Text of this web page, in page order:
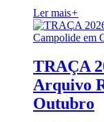
Ler mais+
TRAÇA
Arquivo
Outubro